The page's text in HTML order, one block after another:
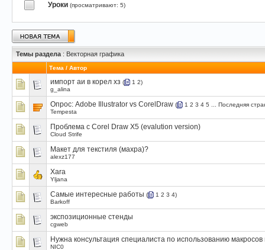
Уроки (просматривают: 5)
Темы раздела : Векторная графика
Тема / Автор
импорт аи в корел хз ( 1 2)
g_alina
Опрос: Adobe Illustrator vs CorelDraw ( 1 2 3 4 5
Последняя
Tempesta
Проблема с Corel Draw X5 (evalution version)
Cloud Strife
Макет для текстиля (махра)?
alexz177
Xara
Yljana
Самые интересные работы ( 1 2 3 4)
Barkoff
экспозиционные стенды
cgweb
Нужна консультация специалиста по использованию
NIC0